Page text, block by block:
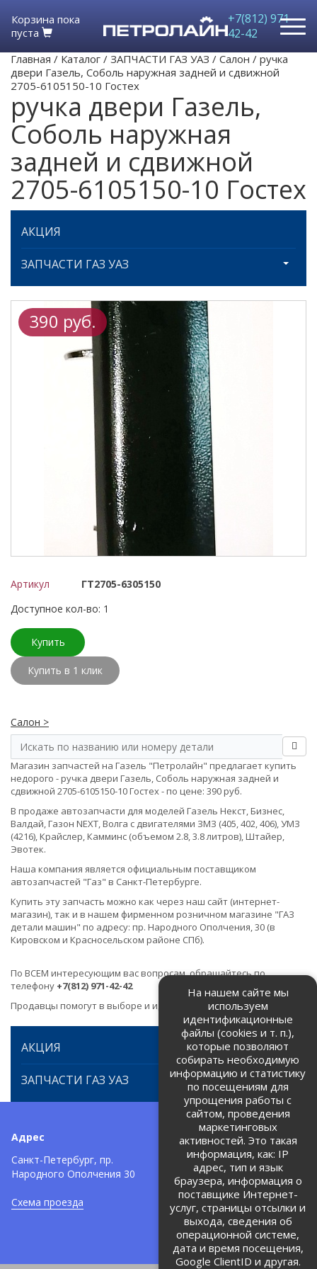
Корзина пока
пуста
+7(812) 971-
42-42
Главная / Каталог / ЗАПЧАСТИ ГАЗ УАЗ / Салон / ручка
двери Газель, Соболь наружная задней и сдвижной
2705-6105150-10 Гостех
ручка двери Газель,
Соболь наружная
задней и сдвижной
2705-6105150-10 Гостех
АКЦИЯ
ЗАПЧАСТИ ГАЗ УАЗ
390 руб.
Артикул
ГТ2705-6305150
Доступное кол-во: 1
Купить
Купить в 1 клик
Салон >
Магазин запчастей на Газель "Петролайн" предлагает купить
недорого - ручка двери Газель, Соболь наружная задней и
сдвижной 2705-6105150-10 Гостех - по цене: 390 руб.
В продаже автозапчасти для моделей Газель Некст, Бизнес,
Валдай, Газон NEXT, Волга с двигателями ЗМЗ (405, 402, 406), УМЗ
(4216), Крайслер, Камминс (объемом 2.8, 3.8 литров), Штайер,
Эвотек.
Наша компания является официальным поставщиком
автозапчастей "Газ" в Санкт-Петербурге.
Купить эту запчасть можно как через наш сайт (интернет-
магазин), так и в нашем фирменном розничном магазине "ГАЗ
детали машин" по адресу: пр. Народного Ополчения, 30 (в
Кировском и Красносельском районе СПб).
По ВСЕМ интересующим вас вопросам, обращайтесь по
телефону +7(812) 971-42-42
Продавцы помогут в выборе и идентификации товара.
АКЦИЯ
ЗАПЧАСТИ ГАЗ УАЗ
Адрес
Санкт-Петербург, пр.
Народного Ополчения 30
Схема проезда
Телефоны:
+7 (812) 971-42-42
Политика об обработке и
защите персональных данных
Соглашение на обработку
персональных данных
На нашем сайте мы
используем
идентификационные
файлы (cookies и т. п.),
которые позволяют
собирать необходимую
информацию и статистику
по посещениям для
упрощения работы с
сайтом, проведения
маркетинговых
активностей. Это такая
информация, как: IP
адрес, тип и язык
браузера, информация о
поставщике Интернет-
услуг, страницы отсылки и
выхода, сведения об
операционной системе,
дата и время посещения,
Google ClientID и другая.